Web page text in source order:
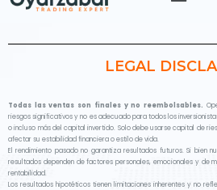
LEGAL
Todas las ventas son finales y no reembolsables.
riesgos significativos y no es adecuado para todos los
o incluso más del capital invertido. Solo debe usarse capital de
afectar su estabilidad financiera o estilo de vida.
El rendimiento pasado no garantiza resultados futuros. Si bien
resultados dependen de factores personales, emocionales y de
rentabilidad.
Los resultados hipotéticos tienen limitaciones inherentes y no